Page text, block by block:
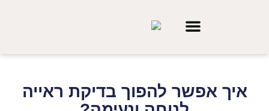
איך אפשר להפוך בדיקת ראייה